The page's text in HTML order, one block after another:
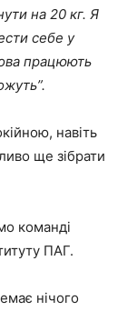
на 20 кг. Я
себе у
працюють
навіть
ще зібрати
команді
ПАГ.
нічого